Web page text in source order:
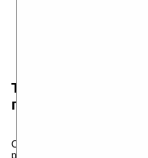
Top 50s по
программы для
Среди лучших ниже
рейтинги популярности на